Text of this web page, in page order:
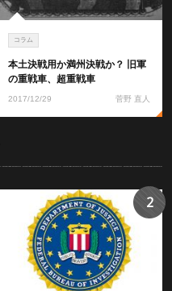
コラム
本土決戦用か満州決戦か？ 旧軍
の重戦車、超重戦車
2017/12/29 菅野 直人
2